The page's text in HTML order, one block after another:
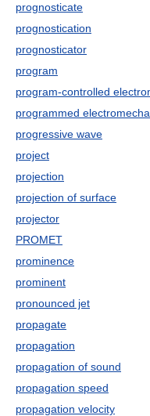
prognosticate
prognostication
prognosticator
program
program-controlled
programmed
progressive wave
project
projection
projection of surface
projector
PROMET
prominence
prominent
pronounced jet
propagate
propagation
propagation of sound
propagation speed
propagation velocity